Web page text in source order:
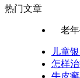
热门文章
老年
儿童
怎样
牛皮